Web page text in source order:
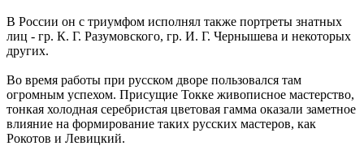
В России он с триумфом исполнял также портреты знатных
лиц - гр. К. Г. Разумовского, гр. И. Г. Чернышева и некоторых
других.
Во время работы при русском дворе пользовался там
огромным успехом. Присущие Токке живописное мастерство,
тонкая холодная серебристая цветовая гамма оказали заметное
влияние на формирование таких русских мастеров, как
Рокотов и Левицкий.